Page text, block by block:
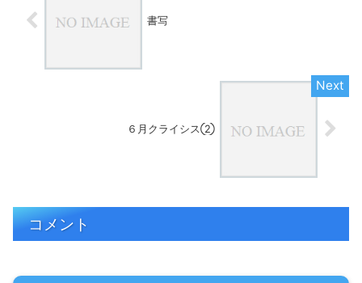
書写
６月クライシス②
コメント